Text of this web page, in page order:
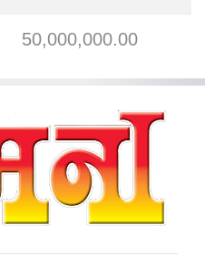
50,000,000.00